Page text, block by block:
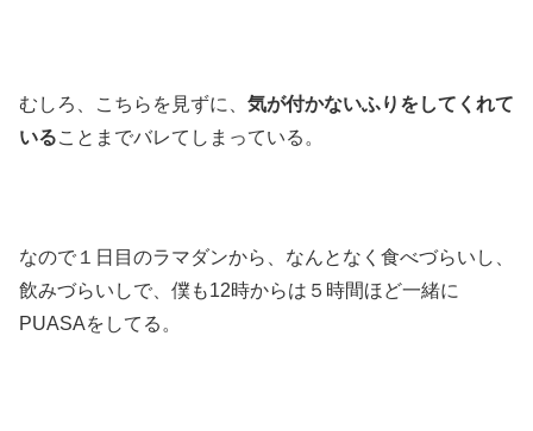
むしろ、こちらを見ずに、 気が付かないふりをしてくれて
いることまでバレてしまっている。
なので１日目のラマダンから、なんとなく食べづらいし、
飲みづらいしで、僕も12時からは５時間ほど一緒に
PUASAをしてる。